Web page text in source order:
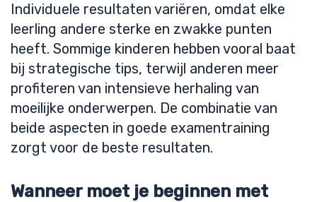
Individuele resultaten variëren, omdat elke
leerling andere sterke en zwakke punten
heeft. Sommige kinderen hebben vooral baat
bij strategische tips, terwijl anderen meer
profiteren van intensieve herhaling van
moeilijke onderwerpen. De combinatie van
beide aspecten in goede examentraining
zorgt voor de beste resultaten.
Wanneer moet je beginnen met